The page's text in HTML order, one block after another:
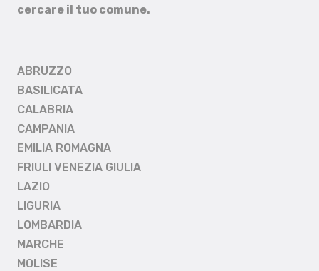
cercare il tuo comune.
ABRUZZO
BASILICATA
CALABRIA
CAMPANIA
EMILIA ROMAGNA
FRIULI VENEZIA GIULIA
LAZIO
LIGURIA
LOMBARDIA
MARCHE
MOLISE